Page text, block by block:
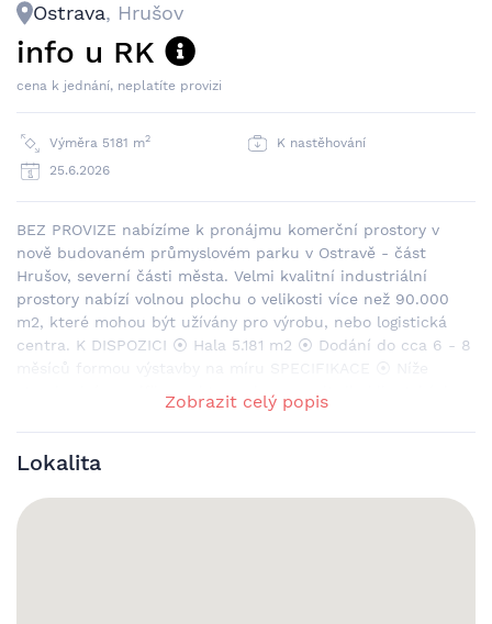
Ostrava, Hrušov
info u RK
cena k jednání, neplatíte provizi
Výměra 5181 m2
K nastěhování
25.6.2026
BEZ PROVIZE nabízíme k pronájmu komerční prostory v
nově budovaném průmyslovém parku v Ostravě - část
Hrušov, severní části města. Velmi kvalitní industriální
prostory nabízí volnou plochu o velikosti více než 90.000
m2, které mohou být užívány pro výrobu, nebo logistická
centra. K DISPOZICI ⦿ Hala 5.181 m2 ⦿ Dodání do cca 6 - 8
měsíců formou výstavby na míru SPECIFIKACE ⦿ Níže
standardní specifikace, kterou lze upravit dle klientských
požadavků ⦿ Kancelářské a sociální zázemí bude
připraveno dle požadavek zájemců ⦿ Nosnost podlah 7t/m2
⦿ Modul sloupů 12x24 m ⦿ Světlá výška 13 m ⦿ LED světla
regálů, cca 200 lux v uličkách mezi regály), kanceláře 500
lux ⦿ Sprinkler K-14 ESFR, ve shodě s FM nebo NFPA
Zobrazit celý popis
Lokalita